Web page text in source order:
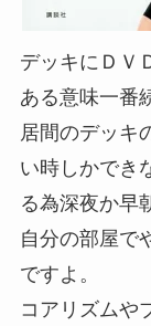
デッキにＤＶ
ある意味一番
居間のデッキ
い時しかでき
る為深夜か早
自分の部屋で
ですよ。
コアリズムや